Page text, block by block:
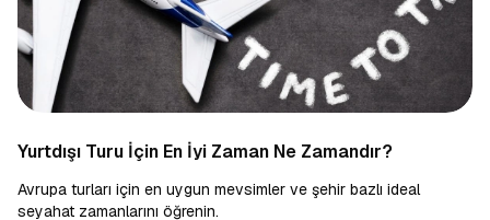
Yurtdışı Turu İçin En İyi Zaman Ne Zamandır?
Avrupa turları için en uygun mevsimler ve şehir bazlı ideal
seyahat zamanlarını öğrenin.